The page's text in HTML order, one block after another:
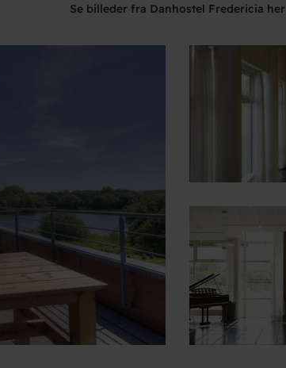
Se billeder fra Danhostel Fredericia her